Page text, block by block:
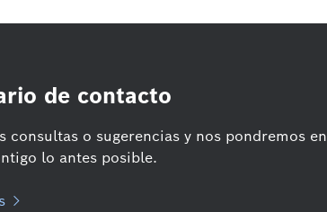
de contacto
consultas o sugerencias y nos pondremos en
lo antes posible.